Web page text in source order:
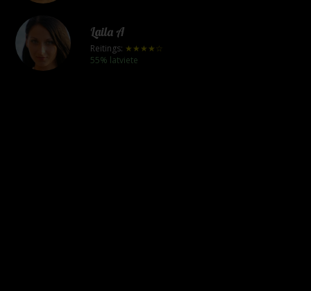
Laila A
Reitings: ★★★★☆
55% latviete